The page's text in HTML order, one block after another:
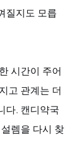
질지도 모릅
시간이 주어
고 관계는 더
다. 캔디약국
렘을 다시 찾